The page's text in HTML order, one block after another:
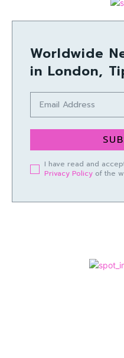
Worldwide
in London,
I have read and
Privacy Policy of the